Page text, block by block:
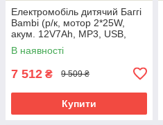
Електромобіль дитячий Баггі
Bambi (р/к, мотор 2*25W,
акум. 12V7Ah, MP3, USB,
BLUETOOTH) M 6141EBLR-5
Зелений
В наявності
7 512 ₴ 9 509 ₴
Купити